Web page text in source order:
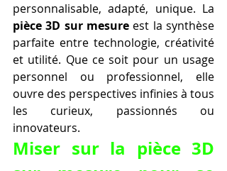
pièce 3D sur mesure est la synthèse
parfaite entre technologie, créativité
et utilité. Que ce soit pour un usage
personnel ou professionnel, elle
ouvre des perspectives infinies à tous
les curieux, passionnés ou
innovateurs.
Miser sur la pièce 3D